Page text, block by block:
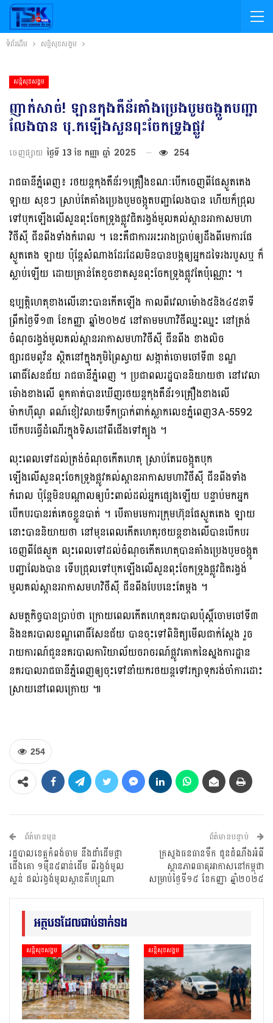
ទំព័រដើម សន្តិសុខសង្គម
សន្តិសុខសង្គម
ញាក់សាច់! ឡានកុងតឺន័រគាំងប្រេងបូមចង្កូតបញ្ជា
លែងបាន បុ.កឡើងសួនពុះចែកទ្រូងផ្លូវ​
ចេញផ្សាយ ថ្ងៃទី 13 ខែ កញ្ញា ឆ្នាំ 2025 254
រាជធានី​ភ្នំពេញ៖ រថយន្តកុងតឺន័រ១គ្រឿងខណៈបើកចេញពីផែស្ងួតតេង
ឡាយ សុខៗ ស្រាប់តែគាំងប្រេងបូមចង្កូតបញ្ជាលែងបាន ហើយក៏ជ្រុល
ទៅបុកឡើងលើសួនពុះចែកទ្រូងផ្លូវជិតរង្វង់មូលគល់ស្ពានអាកាសមហា
វិថីសុី ជីនពីងទាំងកំរោល ។ នេះគឺជាការអះអាងប្រាប់ឲ្យដឹងពីមេការផែ
ស្ងួតតេង ឡាយ ប៉ុន្តែសំណាងដែរដែលមិនបានបង្កឲ្យអ្នកដទៃរងរបួសឬ ក៏
ស្លាប់ឡើយ ដោយគ្រាន់តែខូចខាតសួនពុះចែកទ្រូងផ្លូវតែប៉ុណ្ណោះ ។
ឧប្បត្តិហេតុខាងលើនោះបានកើតឡើង កាលពីវេលាម៉ោង៥និង៤៥នាទី
ព្រឹកថ្ងៃទី១៣ ខែកញ្ញា ឆ្នាំ២០២៥ នៅតាមមហាវិថីឈ្នះឈ្នះ នៅត្រង់
ចំណុចរង្វង់មូលគល់ស្ពានអាកាសមហាវិថីសុី ជីនពីង ខាងលិច
ផ្សារជមពូវ័ន ស្ថិតនៅក្នុងភូមិព្រៃស្វាយ សង្កាត់ចោមចៅទី៣ ខណ្ឌ
ពោធិ៍សែនជ័យ រាជ​ធានីភ្នំពេញ ។ ប្រជាពលរដ្ឋបាននិយាយថា នៅវេលា
ម៉ោងខាងលើ ពួកគាត់បានឃើញរថយន្តកុងតឺន័រ១គ្រឿងខាងលើ
ម៉ាកហុីណូ ពណ៍ខៀវលាយទឹកប្រាក់ពាក់ស្លាកលេខភ្នំពេញ3A-5592
បើកបរធ្វើដំណើរក្នុងទិសដៅពីជើងទៅត្បូង ។
លុះពេលទៅដល់ត្រង់ចំណុចកើតហេតុ ស្រាប់តែរេចង្កូតបុក
ឡើងលើសួនពុះចែកទ្រូងផ្លូវគល់​ស្ពានអាកាសមហាវិថីសុី ជីនពីងទាំង
កំរោល ប៉ុន្តែមិនបណ្ដាលឲ្យប៉ះពាល់ដល់អ្នកផ្សេងឡើយ បន្ទាប់មកអ្នក
បើកបរបានរត់គេចខ្លួនបាត់ ។ បើតាមមេការក្រុមហ៊ុនផែស្ងួតតេង ឡាយ
នោះបាននិយាយថា នៅមុនពេលកើតហេតុរថយន្តខាងលើបានបើកបរ
ចេញពីផែស្ងួត លុះពេលទៅដល់ចំណុចកើតហេតុបានគាំងប្រេងបូមចង្កូត
បញ្ជាលែងបាន ទើបជ្រុលទៅបុកឡើងលើសួនពុះចែកទ្រូងផ្លូវជិតរង្វង់
មូលគល់ស្ពានអាកាសមហវិថីសុី ជីនពីងបែបនេះតែម្ដង ។
សមត្ថកិច្ចបានប្រាប់ថា ក្រោយពេលកើតហេតុនគរបាលប៉ុស្តិ៍ចោមចៅទី៣
និងនគរបាលខណ្ឌ​ពោធិ៍សែនជ័យ បានចុះទៅពិនិត្យមើលជាក់ស្ដែង រួច
រាយការណ៍ជូននគរបាលការិយាល័យចរា​ចរណ៍ផ្លូវគោកនៃស្នងការដ្ឋាន
នគរបាលរាជធានីភ្នំពេញឲ្យចុះទៅនាំយករថយន្តទៅរក្សាទុករង់ចាំការដោះ
ស្រាយនៅពេលក្រោយ ៕
254
ព័ត៌មានមុន
រដ្ឋបាលខេត្តកំពង់ចាម នឹងដាំដើមផ្កា
ជើងគោ ១ម៉ឺន៥ពាន់ដើម ពីរង្វង់មូល
ស្គន់ ដល់រង្វង់មូលស្ពានគីហ្សូណា
ព័ត៌មានបន្ទាប់
ក្រសួងធនធានទឹក ជូនដំណឹងអំពី
ស្ថានភាពធាតុអាកាសនៅកម្ពុជា
សម្រាប់ថ្ងៃទី១៥ ខែកញ្ញា ឆ្នាំ២០២៥
អត្ថបទដែលជាប់ទាក់ទង
សន្តិសុខសង្គម សន្តិសុខសង្គម